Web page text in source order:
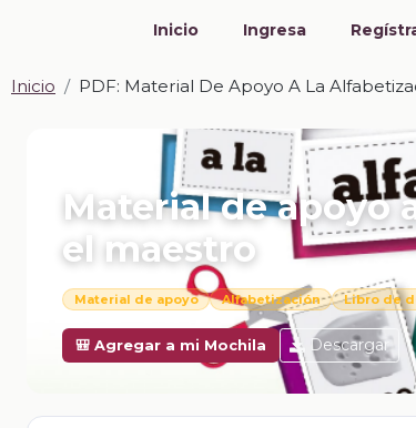
Inicio Ingresa
Inicio PDF: Material De Apoyo A La
Material de apoyo
el maestro
Material de apoyo Alfabetización Libro de
🎒 Agregar a mi Mochila Descargar